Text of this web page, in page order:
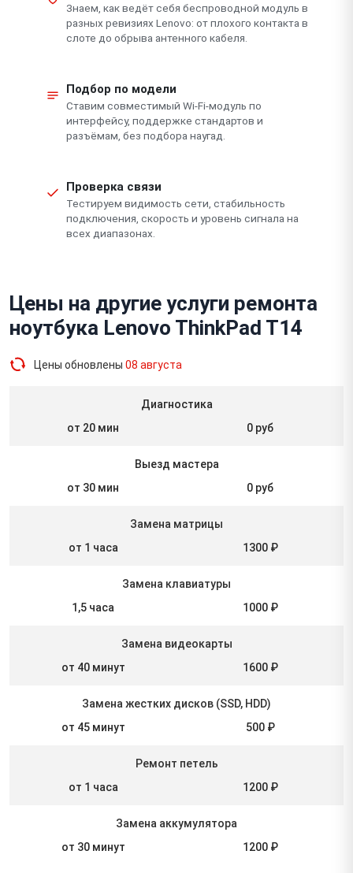
Знаем, как ведёт себя беспроводной модуль в
разных ревизиях Lenovo: от плохого контакта в
слоте до обрыва антенного кабеля.
Подбор по модели
Ставим совместимый Wi-Fi-модуль по
интерфейсу, поддержке стандартов и
разъёмам, без подбора наугад.
Проверка связи
Тестируем видимость сети, стабильность
подключения, скорость и уровень сигнала на
всех диапазонах.
Цены на другие услуги ремонта
ноутбука Lenovo ThinkPad T14
Цены обновлены 08 августа
Диагностика
от 20 мин
0 руб
Выезд мастера
от 30 мин
0 руб
Замена матрицы
от 1 часа
1300 ₽
Замена клавиатуры
1,5 часа
1000 ₽
Замена видеокарты
от 40 минут
1600 ₽
Замена жестких дисков (SSD, HDD)
от 45 минут
500 ₽
Ремонт петель
от 1 часа
1200 ₽
Замена аккумулятора
от 30 минут
1200 ₽